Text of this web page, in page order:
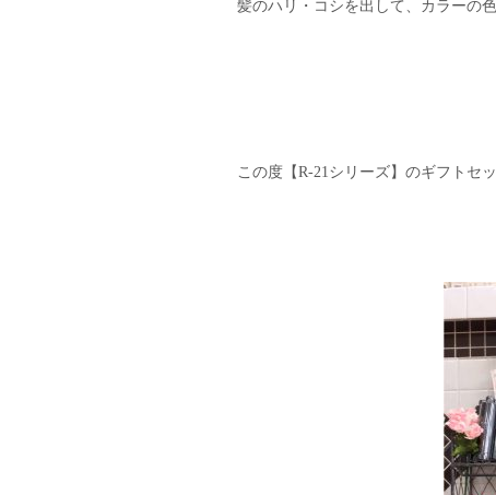
髪のハリ・コシを出して、カラーの
この度【R-21シリーズ】のギフトセ